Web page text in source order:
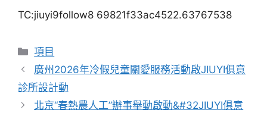
TC:jiuyi9follow8 69821f33ac4522.63767538
分
類
項目
廣州2026年冷假兒童關愛服務活動啟JIUYI俱意
診所設計動
北京“春熱農人工”辦事舉動啟動&#32JIUYI俱意